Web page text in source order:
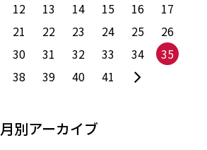
12 13 14 15 16
17
21 22 23 24 25
26
30 31 32 33 34
35
38 39 40 41
月別アーカイブ